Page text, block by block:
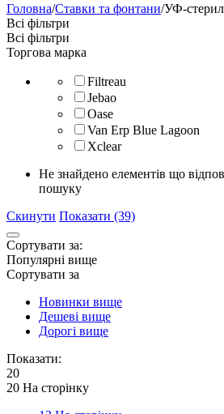
Головна/Ставки та фонтани/УФ-
Всі фільтри
Всі фільтри
Торгова марка
Filtreau
Jebao
Oase
Van Erp Blue Lagoon
Xclear
Не знайдено елементів що
пошуку
Скинути Показати (39)
Сортувати за:
Популярні вище
Сортувати за
Новинки вище
Дешеві вище
Дорогі вище
Показати:
20
20 На сторінку